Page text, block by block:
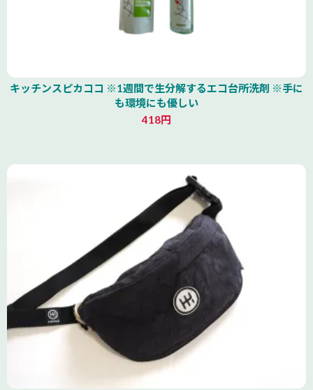
キッチンスピカココ ※1週間で生分解するエコ台所洗剤 ※手に
も環境にも優しい
418円